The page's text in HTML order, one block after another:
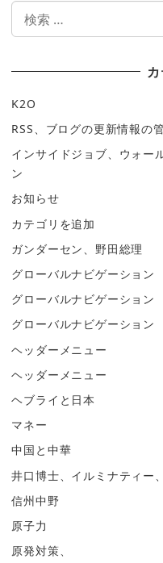
K2O
RSS、ブログの更新情報の
インサイドジョブ、ウォー
ン
お知らせ
カテゴリを追加
ガンダーセン、野田総理
グローバルナビゲーション
グローバルナビゲーション
グローバルナビゲーション
ヘッダーメニュー
ヘッダーメニュー
ヘブライと日本
マネー
中国と中華
井口博士、イルミナティー
信州中野
原子力
原発対策、